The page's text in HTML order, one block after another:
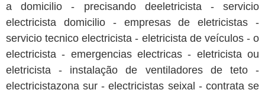
a domicilio - precisando deeletricista - servicio
electricista domicilio - empresas de eletricistas -
servicio tecnico electricista - eletricista de veículos - o
electricista - emergencias electricas - eletricista ou
eletricista - instalação de ventiladores de teto -
electricistazona sur - electricistas seixal - contrata se